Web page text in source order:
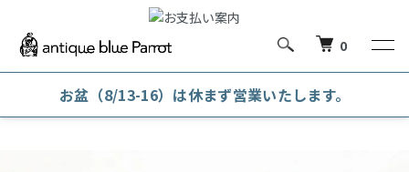
0
お盆（8/13-16）は休まず営業いたします。
和箪笥・和風キャビネット 和箪笥・時代箪笥